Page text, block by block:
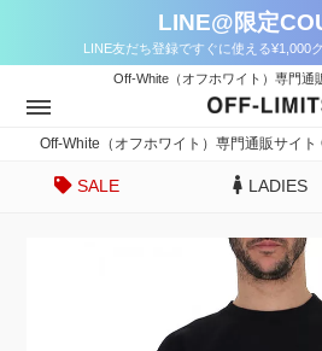
LINE@限定
LINE友だち登録ですぐに使える¥1,000
Off-White（オフホワイト）専門通
Off-White（オフホワイト）専門通販サイト
SALE LADIES